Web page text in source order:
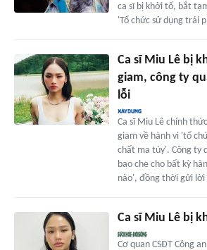
ca sĩ bị khởi tố, bắt
'Tổ chức sử dụng trái
Ca sĩ Miu Lê bị
giam, công ty
lỗi
Ca sĩ Miu Lê chính
giam về hành vi 'tổ
chất ma túy'. Công ty
bao che cho bất kỳ
nào', đồng thời gửi lời
Ca sĩ Miu Lê bị
Cơ quan CSĐT Công